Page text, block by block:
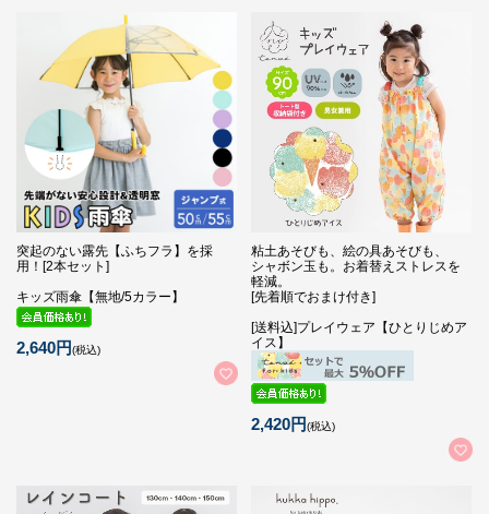
突起のない露先【ふちフラ】を採
用！[2本セット]
キッズ雨傘【無地/5カラー】
2,640円(税込)
粘土あそびも、絵の具あそびも、
シャボン玉も。お着替えストレスを
軽減。
[先着順でおまけ付き]
[送料込]プレイウェア【ひとりじめア
イス】
2,420円(税込)